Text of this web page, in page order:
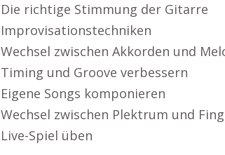
Die richtige Stimmung der Gitarre
Improvisationstechniken
Wechsel zwischen Akkorden und
Timing und Groove verbessern
Eigene Songs komponieren
Wechsel zwischen Plektrum und
Live-Spiel üben